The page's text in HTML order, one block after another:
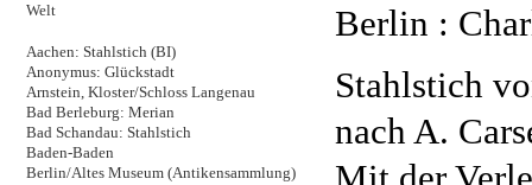
Welt
Aachen: Stahlstich (BI)
Anonymus: Glückstadt
Arnstein, Kloster/Schloss Langenau
Bad Berleburg: Merian
Bad Schandau: Stahlstich
Baden-Baden
Berlin/Altes Museum (Antikensammlung)
Berlin :
Stahlstich
nach A.